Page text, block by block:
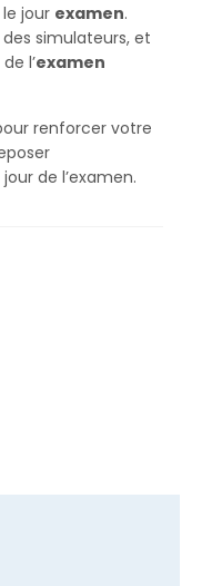
jour examen.
simulateurs, et
l’examen
renforcer votre
de l’examen.